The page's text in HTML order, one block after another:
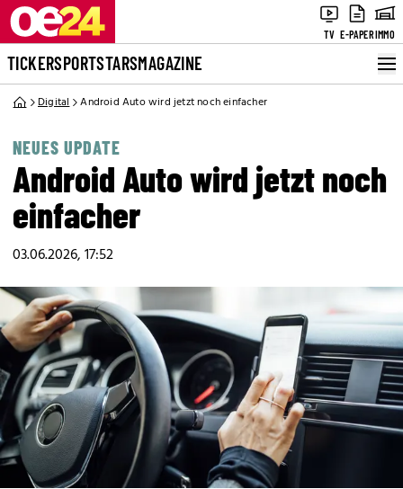
TV E-PAPERIMMO
TICKERSPORTSTARSMAGAZINE
Digital Android Auto wird jetzt noch einfacher
NEUES UPDATE
Android Auto wird jetzt noch
einfacher
03.06.2026, 17:52